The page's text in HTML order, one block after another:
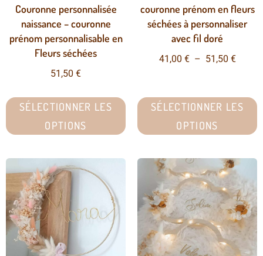
Couronne personnalisée
naissance – couronne
prénom personnalisable en
Fleurs séchées
51,50 €
SÉLECTIONNER LES
OPTIONS
couronne prénom en fleurs
séchées à personnaliser
avec fil doré
41,00 € – 51,50 €
SÉLECTIONNER LES
OPTIONS